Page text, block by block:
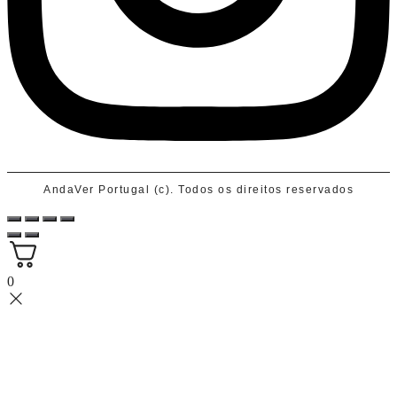
AndaVer Portugal (c). Todos os direitos reservados
0